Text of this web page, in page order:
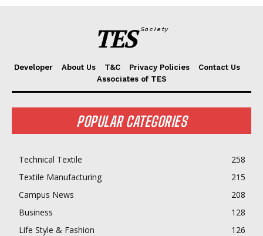
TES Society
Developer About Us T&C Privacy Policies
Contact Us
Associates of TES
POPULAR CATEGORIES
Technical Textile
258
Textile Manufacturing
215
Campus News
208
Business
128
Life Style & Fashion
126